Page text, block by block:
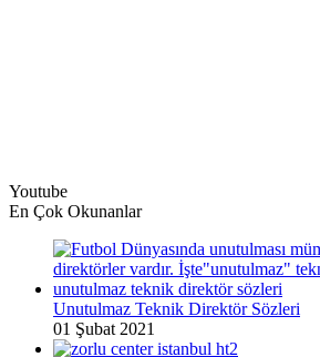
Youtube
En Çok Okunanlar
Unutulmaz Teknik Direktör Sözleri
01 Şubat 2021